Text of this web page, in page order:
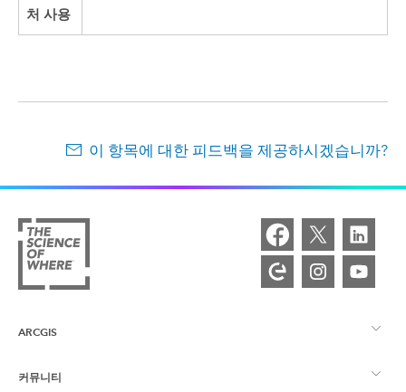
처 사용
이 항목에 대한 피드백을 제공하시겠습니까?
ARCGIS
ArcGIS Overview
커뮤니티